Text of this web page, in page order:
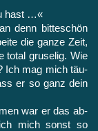
hast …«
denn bitteschön
die ganze Zeit,
total gruselig. Wie
Ich mag mich täu­
er so ganz dein
war er das ab­
mich sonst so